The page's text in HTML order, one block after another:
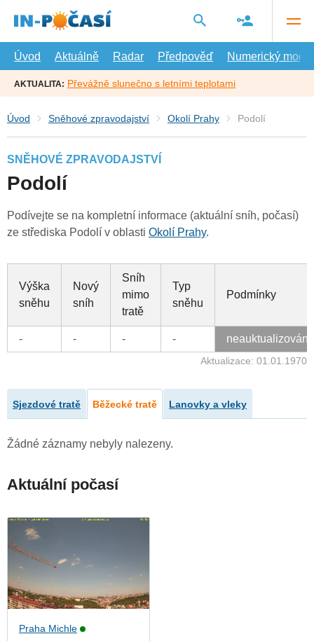
hlavní
Úvod
Aktuálně Radar Předpověď Numerický model
AKTUALITA: Převážně slunečno s letními teplotami
Úvod Sněhové zpravodajství Okolí Prahy Podolí
SNĚHOVÉ ZPRAVODAJSTVÍ
Podolí
Podívejte se na kompletní informace (aktuální sníh, počasí)
ze střediska Podolí v oblasti Okolí Prahy.
Výška
sněhu
Nový
sníh
Sníh
mimo
tratě
Typ
sněhu
Podmínky
- - - - neauktualizováno
Aktualizace: 01.01.1970
Sjezdové tratě Běžecké tratě Lanovky a vleky
Žádné záznamy nebyly nalezeny.
Aktuální počasí
Praha Michle